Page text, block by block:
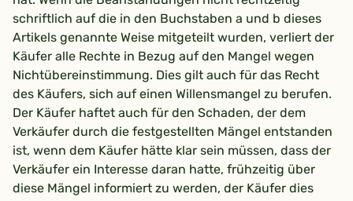
schriftlich auf die in den Buchstaben a und b dieses
Artikels genannte Weise mitgeteilt wurden, verliert der
Käufer alle Rechte in Bezug auf den Mangel wegen
Nichtübereinstimmung. Dies gilt auch für das Recht
des Käufers, sich auf einen Willensmangel zu berufen.
Der Käufer haftet auch für den Schaden, der dem
Verkäufer durch die festgestellten Mängel entstanden
ist, wenn dem Käufer hätte klar sein müssen, dass der
Verkäufer ein Interesse daran hatte, frühzeitig über
diese Mängel informiert zu werden, der Käufer dies